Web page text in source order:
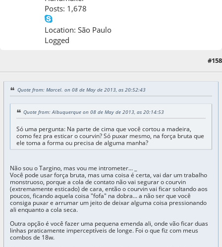
Posts: 1,678
Location: São Paulo
Logged
#158
Quote from: Marcel. on 08 de May de 2013, as 20:52:43
Quote from: Albuquerque on 08 de May de 2013, as 20:14:53
Só uma pergunta: Na parte de cima que você cortou a madeira,
como fez pra esticar o courvin? Só puxar mesmo, na força bruta que
ele toma a forma ou precisa de alguma manha?
Não sou o Targino, mas vou me intrometer... _
Você pode usar força bruta, mas uma coisa é certa, vai dar um trabalho
monstruoso, porque a cola de contato não vai segurar o courvin
(extremamente esticado) de cara, então o courvin vai ficar soltando aos
poucos, ficando aquela coisa "fofa" na dobra... a não ser que você
consiga puxar e arrumar um jeito de deixar alguma coisa pressionando
ali enquanto a cola seca.
Outra opção é você fazer uma pequena emenda ali, onde vão ficar duas
linhas praticamente imperceptíveis de longe. Foi o que fiz com meus
combos de 18w.